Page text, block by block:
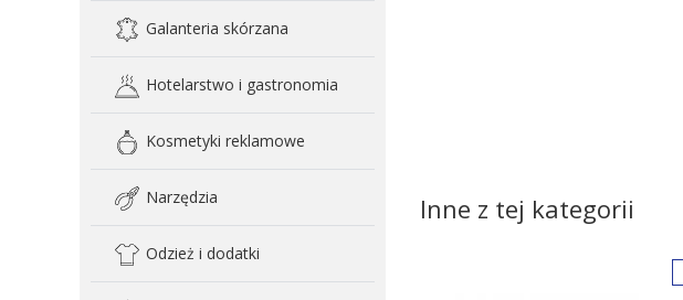
Galanteria skórzana
Hotelarstwo i gastronomia
Kosmetyki reklamowe
Narzędzia
Odzież i dodatki
Inne z tej kategorii